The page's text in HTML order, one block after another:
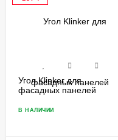
Угол Klinker для
фасадных панелей
В НАЛИЧИИ